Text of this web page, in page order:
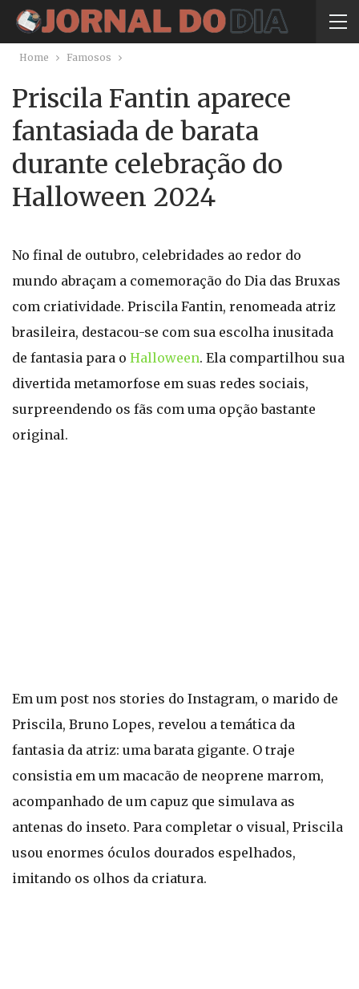
Home Famosos
Priscila Fantin aparece
fantasiada de barata
durante celebração do
Halloween 2024
No final de outubro, celebridades ao redor do
mundo abraçam a comemoração do Dia das Bruxas
com criatividade. Priscila Fantin, renomeada atriz
brasileira, destacou-se com sua escolha inusitada
de fantasia para o Halloween. Ela compartilhou sua
divertida metamorfose em suas redes sociais,
surpreendendo os fãs com uma opção bastante
original.
Em um post nos stories do Instagram, o marido de
Priscila, Bruno Lopes, revelou a temática da
fantasia da atriz: uma barata gigante. O traje
consistia em um macacão de neoprene marrom,
acompanhado de um capuz que simulava as
antenas do inseto. Para completar o visual, Priscila
usou enormes óculos dourados espelhados,
imitando os olhos da criatura.